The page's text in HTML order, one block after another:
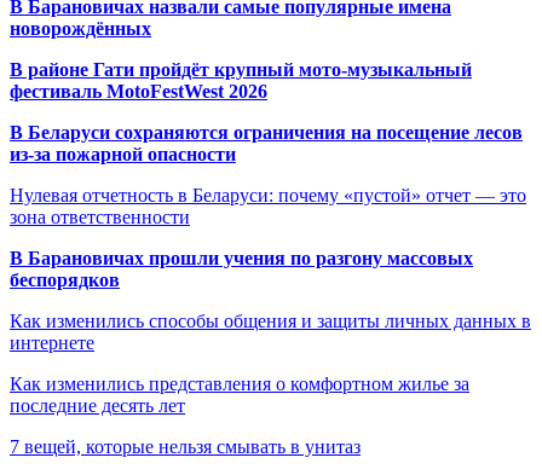
В Барановичах назвали самые популярные имена
новорождённых
В районе Гати пройдёт крупный мото-музыкальный
фестиваль MotoFestWest 2026
В Беларуси сохраняются ограничения на посещение лесов
из-за пожарной опасности
Нулевая отчетность в Беларуси: почему «пустой» отчет — это
зона ответственности
В Барановичах прошли учения по разгону массовых
беспорядков
Как изменились способы общения и защиты личных данных в
интернете
Как изменились представления о комфортном жилье за
последние десять лет
7 вещей, которые нельзя смывать в унитаз